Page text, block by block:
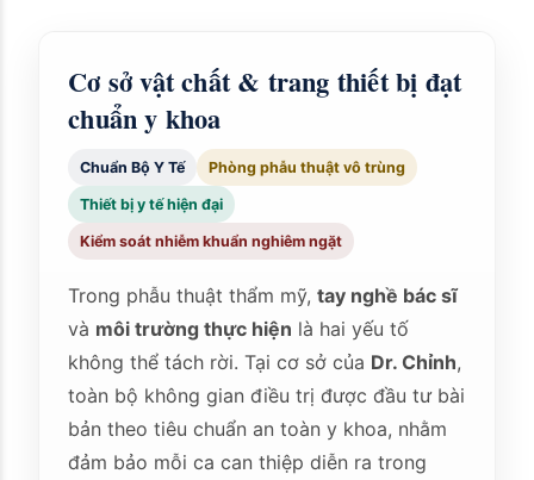
Cơ sở vật chất & trang thiết bị đạt
chuẩn y khoa
Chuẩn Bộ Y Tế Phòng phẫu thuật vô trùng
Thiết bị y tế hiện đại
Kiểm soát nhiễm khuẩn nghiêm ngặt
Trong phẫu thuật thẩm mỹ,tay nghề bác sĩ
và môi trường thực hiện là hai yếu tố
không thể tách rời. Tại cơ sở của Dr. Chỉnh,
toàn bộ không gian điều trị được đầu tư bài
bản theo tiêu chuẩn an toàn y khoa, nhằm
đảm bảo mỗi ca can thiệp diễn ra trong